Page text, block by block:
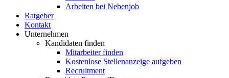
Arbeiten bei Nebenjob
Ratgeber
Kontakt
Unternehmen
Kandidaten finden
Mitarbeiter finden
Kostenlose Stellenanzeige aufgeben
Recruitment